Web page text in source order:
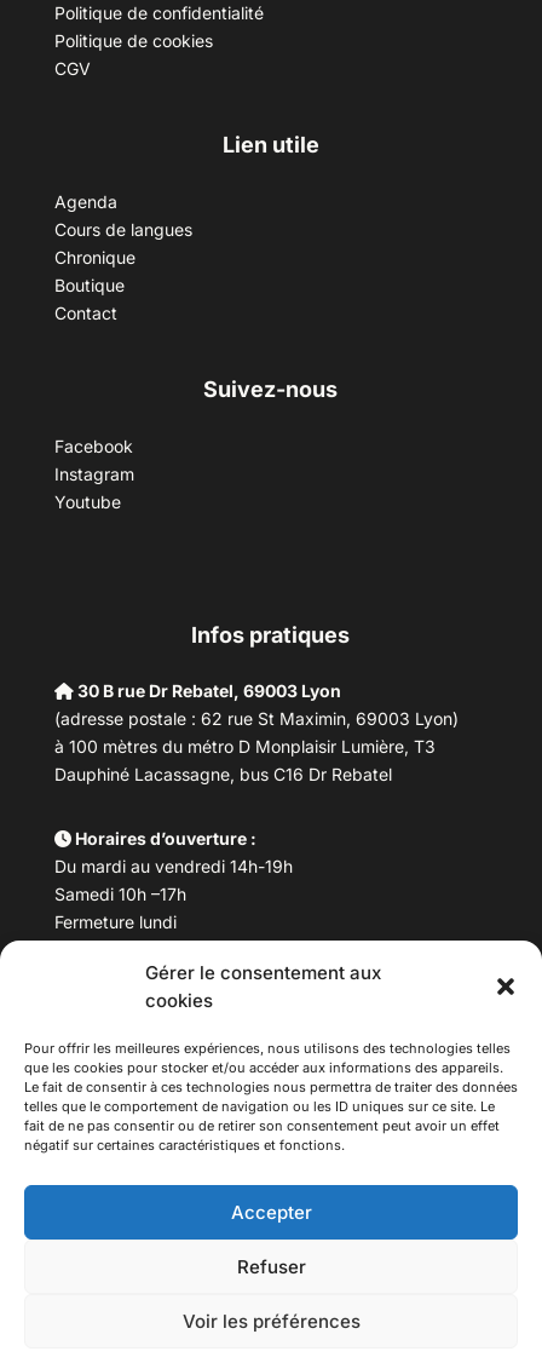
Gérer le consentement aux
cookies
Pour offrir les meilleures expériences, nous utilisons des technologies telles
que les cookies pour stocker et/ou accéder aux informations des appareils.
Le fait de consentir à ces technologies nous permettra de traiter des données
telles que le comportement de navigation ou les ID uniques sur ce site. Le
fait de ne pas consentir ou de retirer son consentement peut avoir un effet
négatif sur certaines caractéristiques et fonctions.
Accepter
Refuser
Voir les préférences
Politique de confidentialité
Politique de cookies
CGV
Lien utile
Agenda
Cours de langues
Chronique
Boutique
Contact
Suivez-nous
Facebook
Instagram
Youtube
Infos pratiques
30 B rue Dr Rebatel, 69003 Lyon
(adresse postale : 62 rue St Maximin, 69003 Lyon)
à 100 mètres du métro D Monplaisir Lumière, T3
Dauphiné Lacassagne, bus C16 Dr Rebatel
Horaires d’ouverture :
Du mardi au vendredi 14h-19h
Samedi 10h –17h
Fermeture lundi
Téléphone : 04 78 53 06 40
maisondesculturesasiatiques@asiexpo.com
Tous droits réservés.